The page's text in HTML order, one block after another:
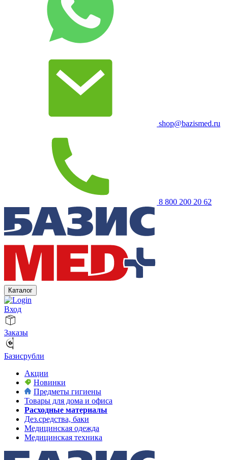
shop@bazismed.ru
8 800 200 20 62
Каталог
Вход
Заказы
Базисрубли
Акции
Новинки
Предметы гигиены
Товары для дома и офиса
Расходные материалы
Дез.средства, баки
Медицинская одежда
Медицинская техника